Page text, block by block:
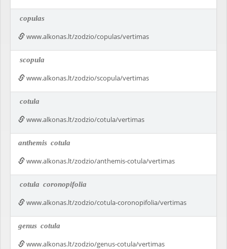
copulas
www.alkonas.lt/zodzio/copulas/vertimas
scopula
www.alkonas.lt/zodzio/scopula/vertimas
cotula
www.alkonas.lt/zodzio/cotula/vertimas
anthemis cotula
www.alkonas.lt/zodzio/anthemis-cotula/vertimas
cotula coronopifolia
www.alkonas.lt/zodzio/cotula-coronopifolia/vertimas
genus cotula
www.alkonas.lt/zodzio/genus-cotula/vertimas